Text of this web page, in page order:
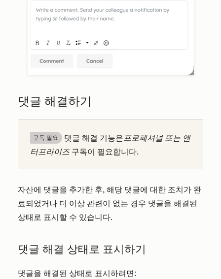
댓글 해결하기
구독 필요 댓글 해결 기능은프로페셔널 또는 엔
터프라이즈 구독이 필요합니다.
자산에 댓글을 추가한 후, 해당 댓글에 대한 조치가 완
료되었거나 더 이상 관련이 없는 경우 댓글을 해결된
상태로 표시할 수 있습니다.
댓글 해결 상태로 표시하기
댓글을 해결된 상태로 표시하려면: